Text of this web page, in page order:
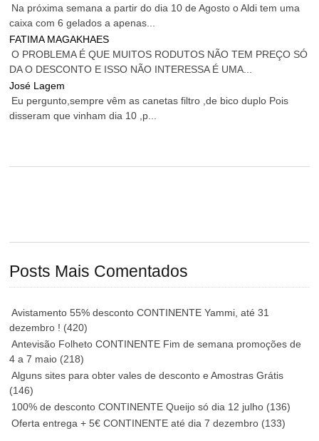
Na próxima semana a partir do dia 10 de Agosto o Aldi tem uma
caixa com 6 gelados a apenas...
FATIMA MAGAKHAES
O PROBLEMA É QUE MUITOS RODUTOS NÃO TEM PREÇO SÓ
DA O DESCONTO E ISSO NÃO INTERESSA É UMA...
José Lagem
Eu pergunto,sempre vêm as canetas filtro ,de bico duplo Pois
disseram que vinham dia 10 ,p...
Posts Mais Comentados
Avistamento 55% desconto CONTINENTE Yammi, até 31
dezembro ! (420)
Antevisão Folheto CONTINENTE Fim de semana promoções de
4 a 7 maio (218)
Alguns sites para obter vales de desconto e Amostras Grátis
(146)
100% de desconto CONTINENTE Queijo só dia 12 julho (136)
Oferta entrega + 5€ CONTINENTE até dia 7 dezembro (133)